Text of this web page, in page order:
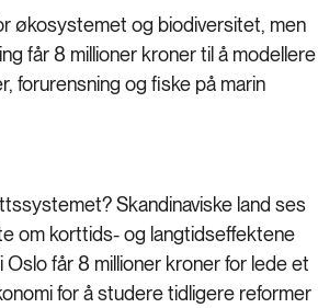
økosystemet og biodiversitet, men
får 8 millioner kroner til å modellere
forurensning og fiske på marin
Skandinaviske land ses
om korttids- og langtidseffektene
får 8 millioner kroner for lede et
for å studere tidligere reformer